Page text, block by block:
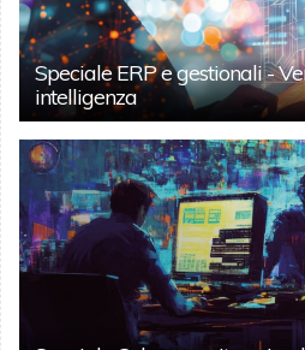
Speciale ERP e gestionali -
intelligenza